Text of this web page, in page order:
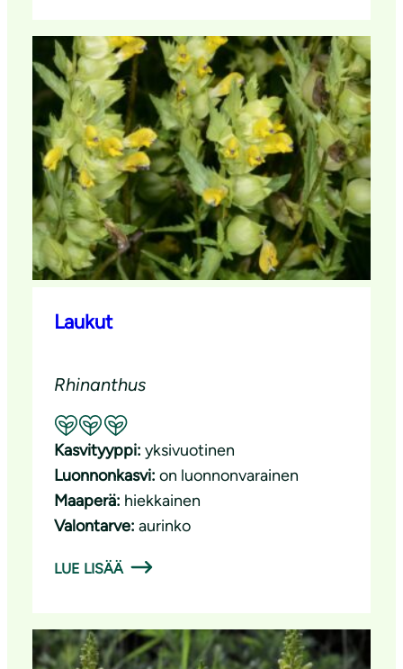
Laukut
Rhinanthus
Suositeltavuus: Erinomainen pölyttäjäkasvi
Kasvityyppi: yksivuotinen
Luonnonkasvi: on luonnonvarainen
Maaperä: hiekkainen
Valontarve: aurinko
LUE LISÄÄ